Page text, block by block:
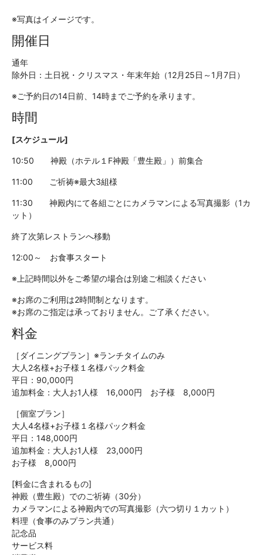
※写真はイメージです。
開催日
通年
除外日：土日祝・クリスマス・年末年始（12月25日～1月7日）
※ご予約日の14日前、14時までご予約を承ります。
時間
[スケジュール]
10:50 神殿（ホテル１F神殿「豊生殿」）前集合
11:00 ご祈祷※最大3組様
11:30 神殿内にて各組ごとにカメラマンによる写真撮影（1カ
ット）
終了次第レストランへ移動
12:00～ お食事スタート
※上記時間以外をご希望の場合は別途ご相談ください
※お席のご利用は2時間制となります。
※お席のご指定は承っておりません。ご了承ください。
料金
［ダイニングプラン］※ランチタイムのみ
大人2名様+お子様１名様パック料金
平日：90,000円
追加料金：大人お1人様 16,000円 お子様 8,000円
［個室プラン］
大人4名様+お子様１名様パック料金
平日：148,000円
追加料金：大人お1人様 23,000円
お子様 8,000円
[料金に含まれるもの]
神殿（豊生殿）でのご祈祷（30分）
カメラマンによる神殿内での写真撮影（六つ切り１カット）
料理（食事のみプラン共通）
記念品
サービス料